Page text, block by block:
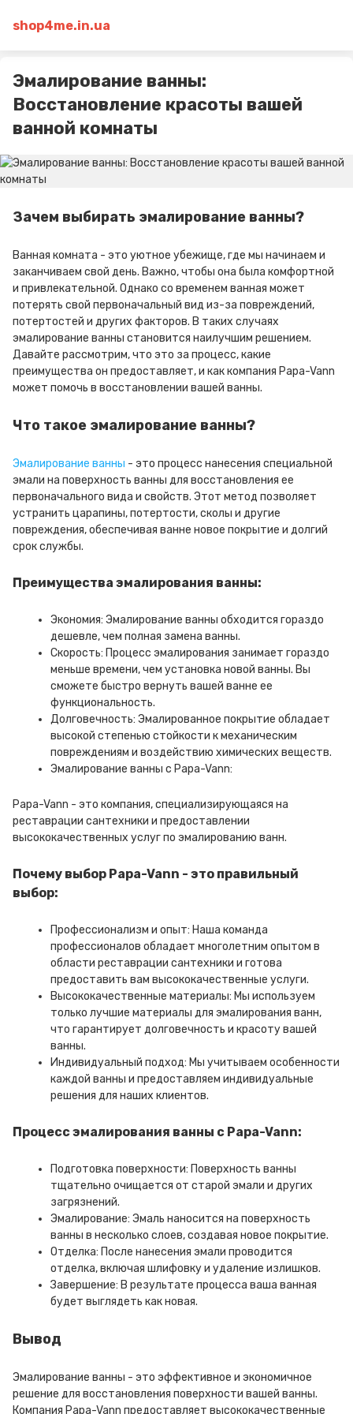
shop4me.in.ua
Эмалирование ванны:
Восстановление красоты вашей
ванной комнаты
Зачем выбирать эмалирование ванны?
Ванная комната - это уютное убежище, где мы начинаем и
заканчиваем свой день. Важно, чтобы она была комфортной
и привлекательной. Однако со временем ванная может
потерять свой первоначальный вид из-за повреждений,
потертостей и других факторов. В таких случаях
эмалирование ванны становится наилучшим решением.
Давайте рассмотрим, что это за процесс, какие
преимущества он предоставляет, и как компания Papa-Vann
может помочь в восстановлении вашей ванны.
Что такое эмалирование ванны?
Эмалирование ванны - это процесс нанесения специальной
эмали на поверхность ванны для восстановления ее
первоначального вида и свойств. Этот метод позволяет
устранить царапины, потертости, сколы и другие
повреждения, обеспечивая ванне новое покрытие и долгий
срок службы.
Преимущества эмалирования ванны:
Экономия: Эмалирование ванны обходится гораздо
дешевле, чем полная замена ванны.
Скорость: Процесс эмалирования занимает гораздо
меньше времени, чем установка новой ванны. Вы
сможете быстро вернуть вашей ванне ее
функциональность.
Долговечность: Эмалированное покрытие обладает
высокой степенью стойкости к механическим
повреждениям и воздействию химических веществ.
Эмалирование ванны с Papa-Vann:
Papa-Vann - это компания, специализирующаяся на
реставрации сантехники и предоставлении
высококачественных услуг по эмалированию ванн.
Почему выбор Papa-Vann - это правильный
выбор:
Профессионализм и опыт: Наша команда
профессионалов обладает многолетним опытом в
области реставрации сантехники и готова
предоставить вам высококачественные услуги.
Высококачественные материалы: Мы используем
только лучшие материалы для эмалирования ванн,
что гарантирует долговечность и красоту вашей
ванны.
Индивидуальный подход: Мы учитываем особенности
каждой ванны и предоставляем индивидуальные
решения для наших клиентов.
Процесс эмалирования ванны с Papa-Vann:
Подготовка поверхности: Поверхность ванны
тщательно очищается от старой эмали и других
загрязнений.
Эмалирование: Эмаль наносится на поверхность
ванны в несколько слоев, создавая новое покрытие.
Отделка: После нанесения эмали проводится
отделка, включая шлифовку и удаление излишков.
Завершение: В результате процесса ваша ванная
будет выглядеть как новая.
Вывод
Эмалирование ванны - это эффективное и экономичное
решение для восстановления поверхности вашей ванны.
Компания Papa-Vann предоставляет высококачественные